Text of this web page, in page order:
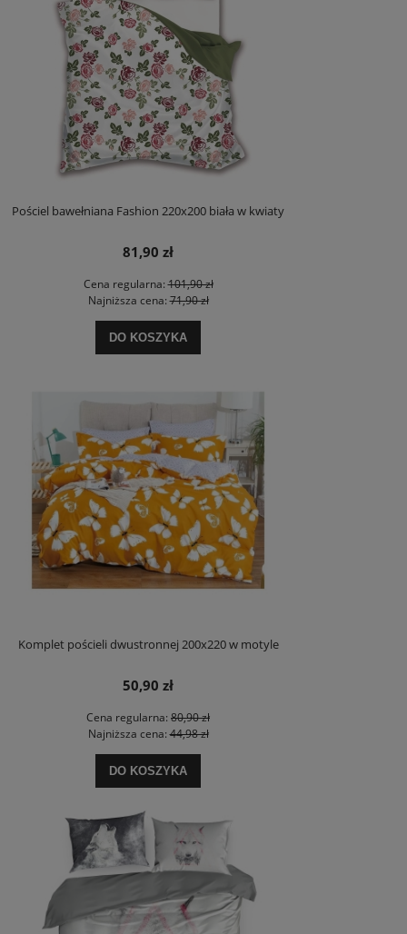
Pościel bawełniana Fashion 220x200 biała w kwiaty
81,90 zł
Cena regularna:101,90 zł
Najniższa cena:71,90 zł
DO KOSZYKA
Komplet pościeli dwustronnej 200x220 w motyle
50,90 zł
Cena regularna: 80,90 zł
Najniższa cena:44,98 zł
DO KOSZYKA